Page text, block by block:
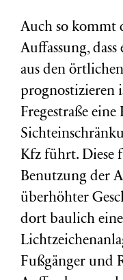
Auch so kommt
Auffassung,
aus den
prognostizieren
Fregestraße
Kfz führt. Diese
Benutzung der
überhöhter
dort baulich
Fußgänger und